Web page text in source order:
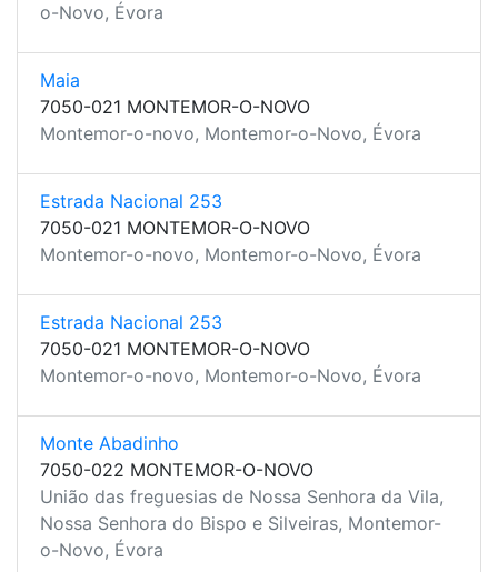
o-Novo, Évora
Maia
7050-021 MONTEMOR-O-NOVO
Montemor-o-novo, Montemor-o-Novo, Évora
Estrada Nacional 253
7050-021 MONTEMOR-O-NOVO
Montemor-o-novo, Montemor-o-Novo, Évora
Estrada Nacional 253
7050-021 MONTEMOR-O-NOVO
Montemor-o-novo, Montemor-o-Novo, Évora
Monte Abadinho
7050-022 MONTEMOR-O-NOVO
União das freguesias de Nossa Senhora da Vila,
Nossa Senhora do Bispo e Silveiras, Montemor-
o-Novo, Évora